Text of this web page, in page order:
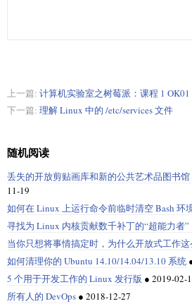
上一篇: 计算机实验室之树莓派：课程 1 OK01
下一篇: 理解 Linux 中的 /etc/services 文件
随机阅读
丢失的开放剪贴画库和新的公共艺术品图书馆
11-19
如何在 Linux 上运行命令前临时清空 Bash 环
寻找为 Linux 内核贡献数千补丁的“超能力者”
当你只想将事情搞定时，为什么开放式工作这
如何清理你的 Ubuntu 14.10/14.04/13.10 系统
5 个用于开发工作的 Linux 发行版 ● 2019-02-
所有人的 DevOps ● 2018-12-27